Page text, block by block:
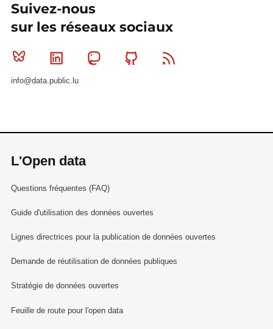
Suivez-nous
sur les réseaux sociaux
Bluesky Linkedin MastodonGithub
info@data.public.lu
L'Open data
Questions fréquentes (FAQ)
Guide d'utilisation des données ouvertes
Lignes directrices pour la publication de données ouvertes
Demande de réutilisation de données publiques
Stratégie de données ouvertes
Feuille de route pour l'open data